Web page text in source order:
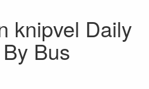
knipvel Daily
Bus